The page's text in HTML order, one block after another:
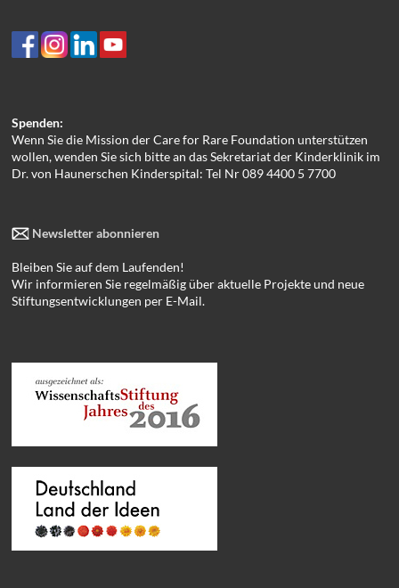
Spenden:
Wenn Sie die Mission der Care for Rare Foundation unterstützen
wollen, wenden Sie sich bitte an das Sekretariat der Kinderklinik im
Dr. von Haunerschen Kinderspital: Tel Nr 089 4400 5 7700
Newsletter abonnieren
Bleiben Sie auf dem Laufenden!
Wir informieren Sie regelmäßig über aktuelle Projekte und neue
Stiftungsentwicklungen per E-Mail.